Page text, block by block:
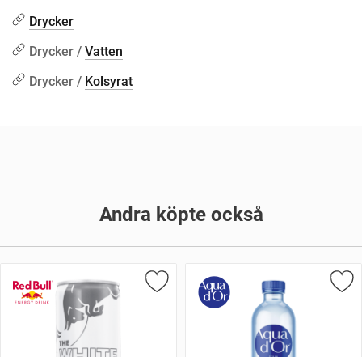
Drycker
Drycker / Vatten
Drycker / Kolsyrat
Andra köpte också